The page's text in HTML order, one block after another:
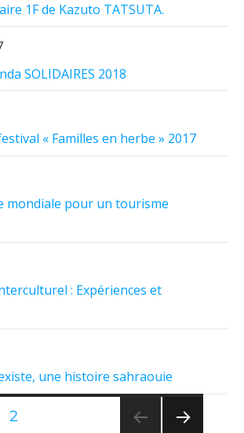
1F de Kazuto TATSUTA.
SOLIDAIRES 2018
« Familles en herbe » 2017
mondiale pour un tourisme
: Expériences et
une histoire sahraouie
PAGE
2